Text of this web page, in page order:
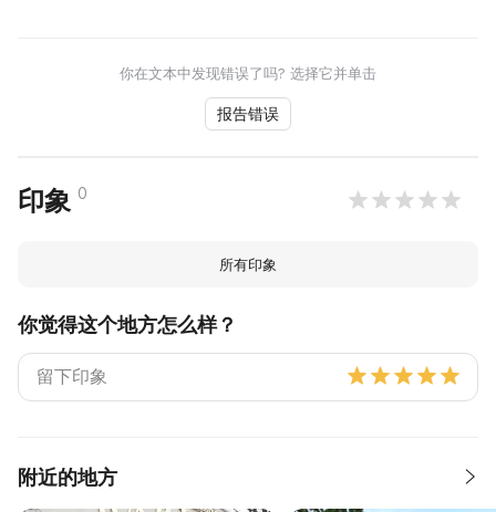
你在文本中发现错误了吗? 选择它并单击
报告错误
印象 0
所有印象
你觉得这个地方怎么样？
附近的地方